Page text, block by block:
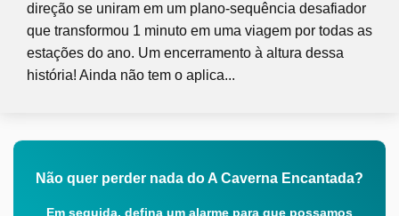
direção se uniram em um plano-sequência desafiador
que transformou 1 minuto em uma viagem por todas as
estações do ano. Um encerramento à altura dessa
história! Ainda não tem o aplica...
Não quer perder nada do A Caverna Encantada?
Em seguida, defina um alarme para que possamos